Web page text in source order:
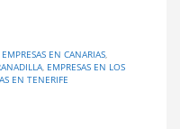
EMPRESAS EN CANARIAS,
, EMPRESAS EN LOS
EN TENERIFE